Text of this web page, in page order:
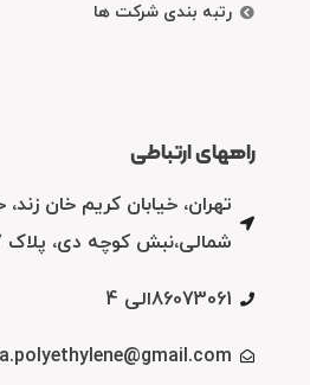
رتبه بندی شرکت ها
راههای ارتباطی
تهران، خیابان کریم خان زند،
شمالی،نبش کوچه دی، پلاک 87 ، طبقه اول
86073061الی 4